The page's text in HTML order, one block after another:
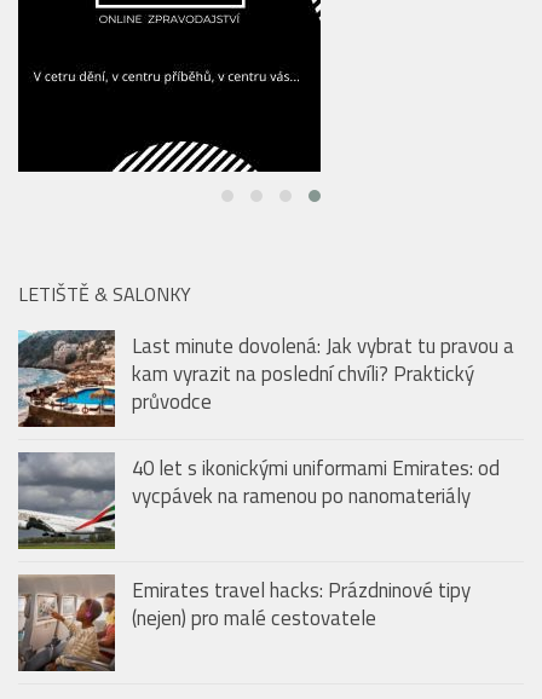
LETIŠTĚ & SALONKY
Last minute dovolená: Jak vybrat tu pravou a
kam vyrazit na poslední chvíli? Praktický
průvodce
40 let s ikonickými uniformami Emirates: od
vycpávek na ramenou po nanomateriály
Emirates travel hacks: Prázdninové tipy
(nejen) pro malé cestovatele